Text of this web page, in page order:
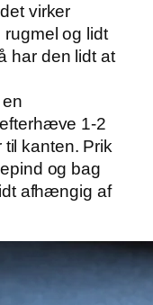
virker
og lidt
har den lidt at
1-2
til kanten. Prik
og bag
afhængig af